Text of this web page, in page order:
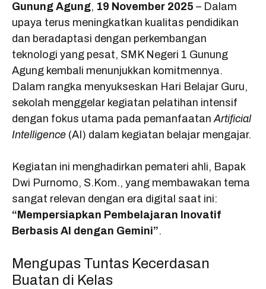
c
e
b
o
o
k
a
t
s
A
p
p
l
g
a
m
Gunung Agung, 19 November 2025 – Dalam
upaya terus meningkatkan kualitas pendidikan
dan beradaptasi dengan perkembangan
teknologi yang pesat, SMK Negeri 1 Gunung
Agung kembali menunjukkan komitmennya.
Dalam rangka menyukseskan Hari Belajar Guru,
sekolah menggelar kegiatan pelatihan intensif
dengan fokus utama pada pemanfaatanArtificial
Intelligence (AI) dalam kegiatan belajar mengajar.
Kegiatan ini menghadirkan pemateri ahli, Bapak
Dwi Purnomo, S.Kom., yang membawakan tema
sangat relevan dengan era digital saat ini:
“Mempersiapkan Pembelajaran Inovatif
Berbasis AI dengan Gemini”.
Mengupas Tuntas Kecerdasan
Buatan di Kelas